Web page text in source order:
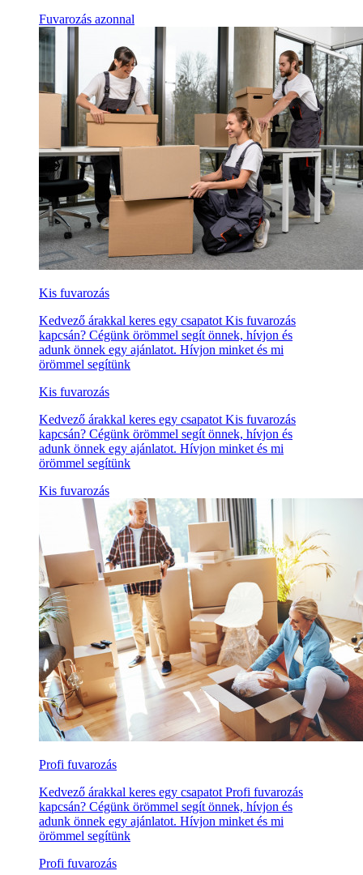
Fuvarozás azonnal
Kis fuvarozás
Kedvező árakkal keres egy csapatot Kis fuvarozás
kapcsán? Cégünk örömmel segít önnek, hívjon és
adunk önnek egy ajánlatot. Hívjon minket és mi
örömmel segítünk
Kis fuvarozás
Kedvező árakkal keres egy csapatot Kis fuvarozás
kapcsán? Cégünk örömmel segít önnek, hívjon és
adunk önnek egy ajánlatot. Hívjon minket és mi
örömmel segítünk
Kis fuvarozás
Profi fuvarozás
Kedvező árakkal keres egy csapatot Profi fuvarozás
kapcsán? Cégünk örömmel segít önnek, hívjon és
adunk önnek egy ajánlatot. Hívjon minket és mi
örömmel segítünk
Profi fuvarozás